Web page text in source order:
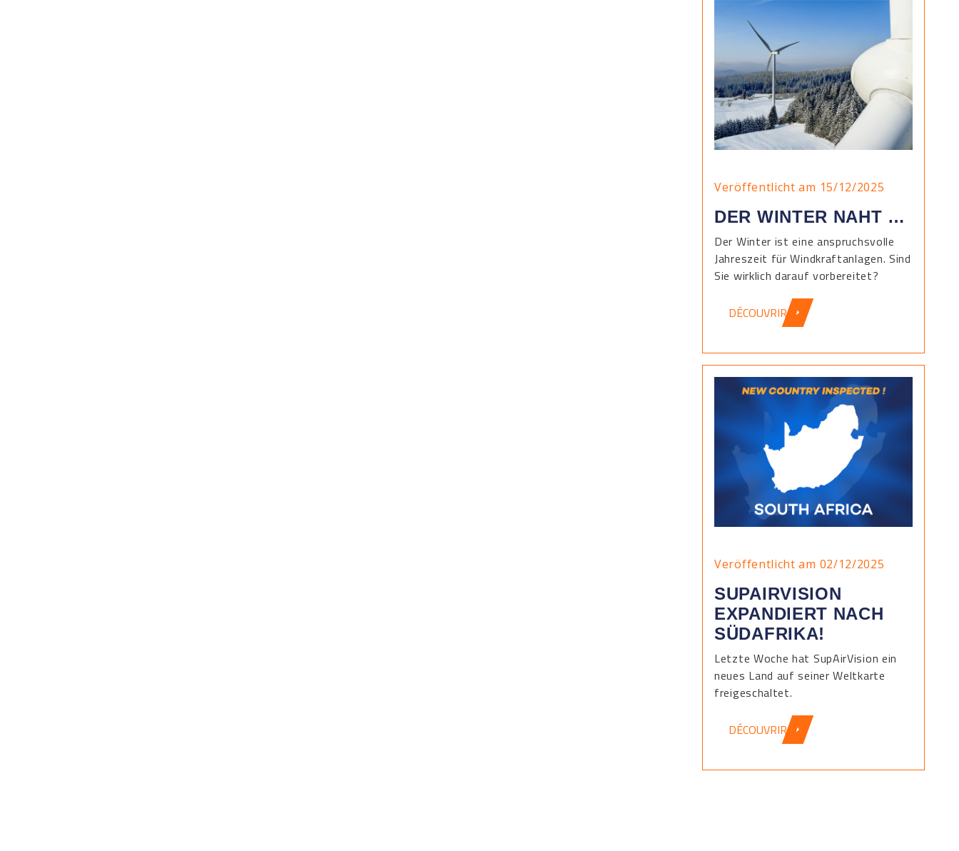
Veröffentlicht am 15/12/2025
DER WINTER NAHT …
Der Winter ist eine anspruchsvolle
Jahreszeit für Windkraftanlagen. Sind
Sie wirklich darauf vorbereitet?
DÉCOUVRIR
Veröffentlicht am 02/12/2025
SUPAIRVISION
EXPANDIERT NACH
SÜDAFRIKA!
Letzte Woche hat SupAirVision ein
neues Land auf seiner Weltkarte
freigeschaltet.
DÉCOUVRIR